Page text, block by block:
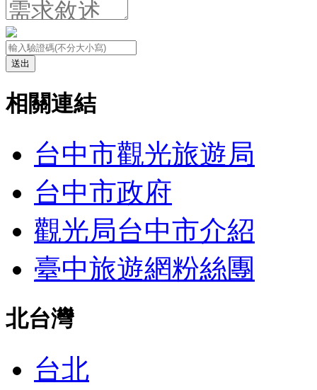
送出
相關連結
台中市觀光旅遊局
台中市政府
觀光局台中市介紹
臺中旅遊網粉絲團
北台灣
台北